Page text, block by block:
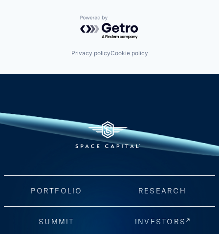
Powered by Getro.com
Privacy policyCookie policy
PORTFOLIO RESEARCH
SUMMIT INVESTORS